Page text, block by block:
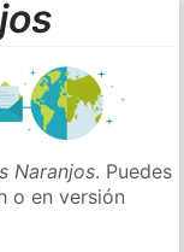
Naranjos. Puedes
o en versión